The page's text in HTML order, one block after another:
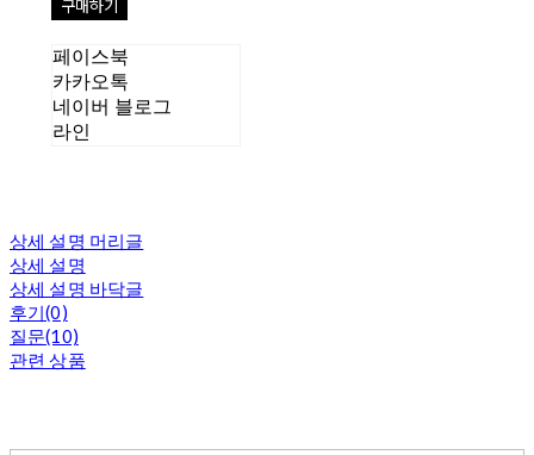
구매하기
페이스북
카카오톡
네이버 블로그
라인
상세 설명 머리글
상세 설명
상세 설명 바닥글
후기(0)
질문(10)
관련 상품